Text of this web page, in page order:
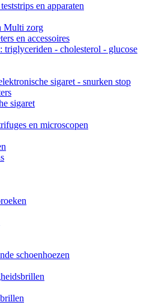
en apparaten
Multi zorg
en accessoires
triglyceriden - cholesterol - glucose
sigaret - snurken stop
sigaret
en microscopen
schoenhoezen